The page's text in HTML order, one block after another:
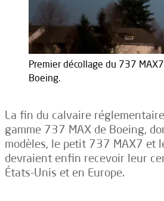
Premier décollage du 737
Boeing.
La fin du calvaire
gamme 737 MAX de Boeing,
modèles, le petit 737 MAX7 et
devraient enfin recevoir leur
États-Unis et en Europe.